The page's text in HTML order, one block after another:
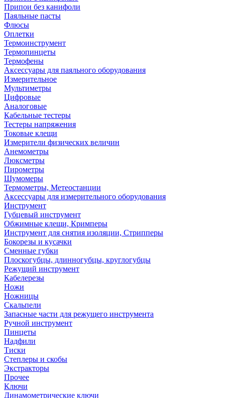
Припои без канифоли
Паяльные пасты
Флюсы
Оплетки
Термоинструмент
Термопинцеты
Термофены
Аксессуары для паяльного оборудования
Измерительное
Мультиметры
Цифровые
Аналоговые
Кабельные тестеры
Тестеры напряжения
Токовые клещи
Измерители физических величин
Анемометры
Люксметры
Пирометры
Шумомеры
Термометры, Метеостанции
Аксессуары для измерительного оборудования
Инструмент
Губцевый инструмент
Обжимные клещи, Кримперы
Инструмент для снятия изоляции, Стрипперы
Бокорезы и кусачки
Сменные губки
Плоскогубцы, длинногубцы, круглогубцы
Режущий инструмент
Кабелерезы
Ножи
Ножницы
Скальпели
Запасные части для режущего инструмента
Ручной инструмент
Пинцеты
Надфили
Тиски
Степлеры и скобы
Экстракторы
Прочее
Ключи
Динамометрические ключи